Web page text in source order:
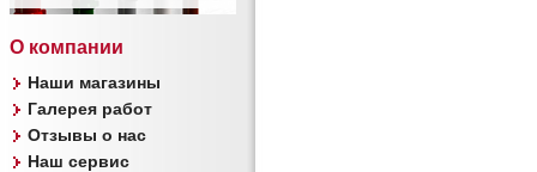
О компании
Наши магазины
Галерея работ
Отзывы о нас
Наш сервис